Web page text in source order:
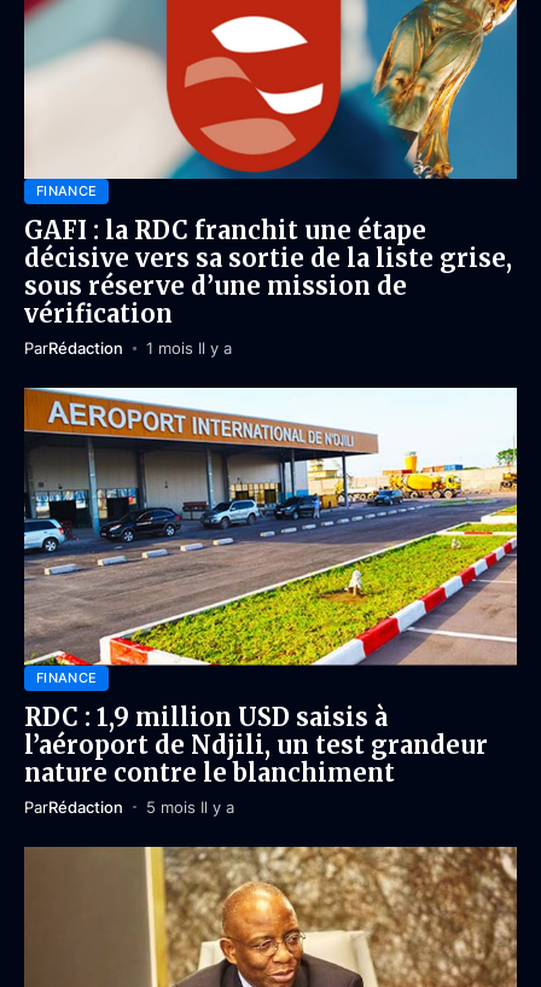
FINANCE
GAFI : la RDC franchit une étape
décisive vers sa sortie de la liste grise,
sous réserve d’une mission de
vérification
ParRédaction 1 mois Il y a
FINANCE
RDC : 1,9 million USD saisis à
l’aéroport de Ndjili, un test grandeur
nature contre le blanchiment
ParRédaction 5 mois Il y a